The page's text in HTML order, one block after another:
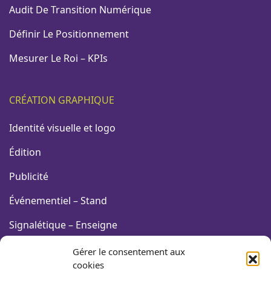
Gérer le consentement aux
cookies
Audit De Transition Numérique
Définir Le Positionnement
Mesurer Le Roi – KPIs
CRÉATION GRAPHIQUE
Identité visuelle et logo
Édition
Publicité
Événementiel – Stand
Signalétique – Enseigne
Marquage de véhicule